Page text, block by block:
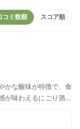
コミ数順 スコア順
かな酸味が特徴で、食
が味わえるにごり酒で